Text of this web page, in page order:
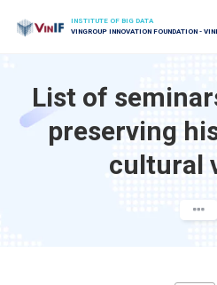
INSTITUTE OF BIG DATA
VINGROUP INNOVATION FOUNDATION -
List of
preserving
cultural